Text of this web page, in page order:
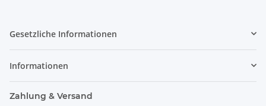
Gesetzliche Informationen
Informationen
Zahlung & Versand